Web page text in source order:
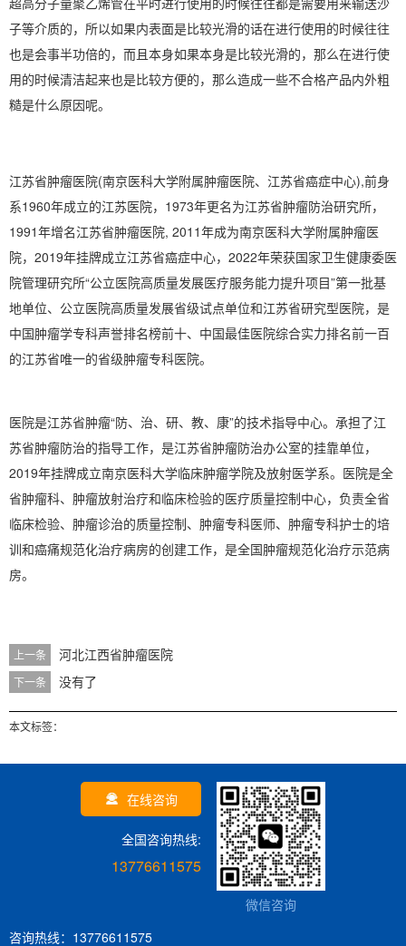
子等介质的，所以如果内表面是比较光滑的话在进行使用的时候往往
也是会事半功倍的，而且本身如果本身是比较光滑的，那么在进行使
用的时候清洁起来也是比较方便的，那么造成一些不合格产品内外粗
糙是什么原因呢。
江苏省肿瘤医院(南京医科大学附属肿瘤医院、江苏省癌症中心),前身
系1960年成立的江苏医院，1973年更名为江苏省肿瘤防治研究所，
1991年增名江苏省肿瘤医院, 2011年成为南京医科大学附属肿瘤医
院，2019年挂牌成立江苏省癌症中心，2022年荣获国家卫生健康委医
院管理研究所“公立医院高质量发展医疗服务能力提升项目”第一批基
地单位、公立医院高质量发展省级试点单位和江苏省研究型医院，是
中国肿瘤学专科声誉排名榜前十、中国最佳医院综合实力排名前一百
的江苏省唯一的省级肿瘤专科医院。
医院是江苏省肿瘤“防、治、研、教、康”的技术指导中心。承担了江
苏省肿瘤防治的指导工作，是江苏省肿瘤防治办公室的挂靠单位，
2019年挂牌成立南京医科大学临床肿瘤学院及放射医学系。医院是全
省肿瘤科、肿瘤放射治疗和临床检验的医疗质量控制中心，负责全省
临床检验、肿瘤诊治的质量控制、肿瘤专科医师、肿瘤专科护士的培
训和癌痛规范化治疗病房的创建工作，是全国肿瘤规范化治疗示范病
房。
上一条 河北江西省肿瘤医院
下一条 没有了
本文标签：
在线咨询
全国咨询热线:
13776611575
微信咨询
咨询热线：13776611575